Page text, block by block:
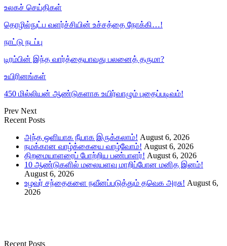
உலகச் செய்திகள்
தொழில்நுட்ப வளர்ச்சியின் உச்சத்தை நோக்கி…!
நாட்டு நடப்பு
டிரம்பின் இந்த வார்த்தையாவது பலனைத் தருமா?
உயிரினங்கள்
450 மில்லியன் ஆண்டுகளாக உயிர்வாழும் புதைப்படிவம்!
Prev Next
Recent Posts
அந்த ஒளியாக நீயாக இருக்கலாம்! August 6, 2026
நமக்கான வாழ்க்கையை வாழ்வோம்! August 6, 2026
திறமையாளரைப் போற்றிய பண்பாளர்! August 6, 2026
10 ஆண்டுகளில் மலையளவு மாறிப்போன மனித இனம்!
August 6, 2026
உழவர் சந்தைகளை நவீனப்படுத்தும் தவெக அரசு! August 6,
2026
Recent Posts